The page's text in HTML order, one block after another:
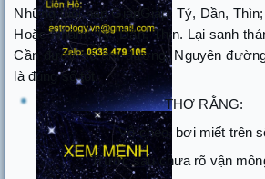
Những tuổi nạp GiápGiáp: Tý, Dần,
Hoặc Nhâm: Tý, Dần, Thìn. Lại sanh
Cần được số âm dương, Nguyên
là đúng số tốt.
THƠ RẰNG:
Vỗ chèo, bơi miết trên
Trước sau chưa rõ vận